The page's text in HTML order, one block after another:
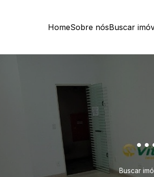
HomeSobre nósBuscar
Buscar